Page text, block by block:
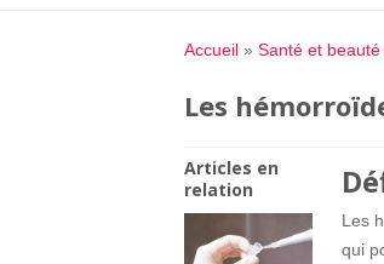
Accueil » Santé et
Les
Les
qui
Articles en
relation